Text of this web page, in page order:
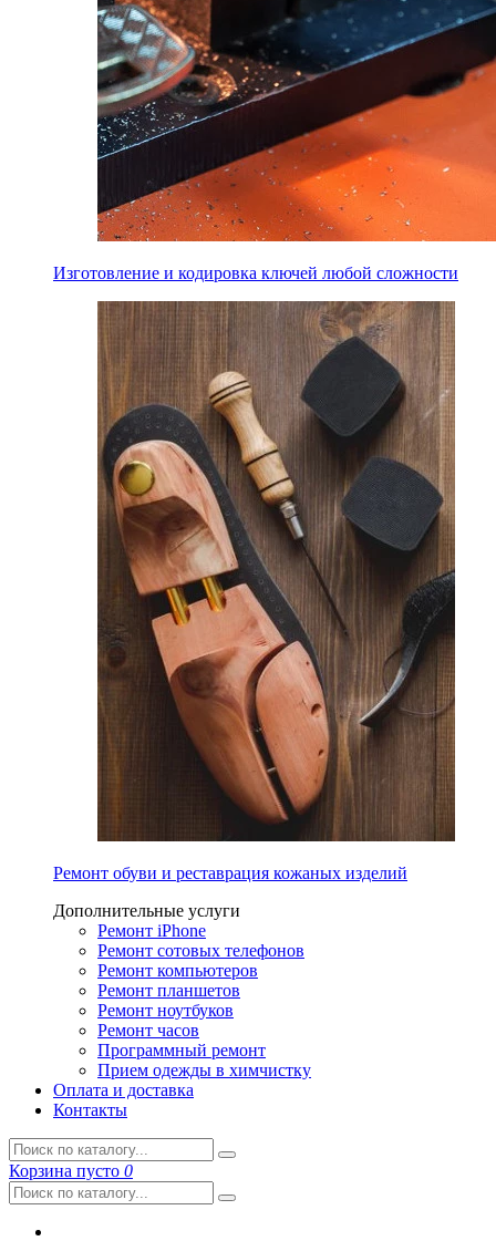
Изготовление и кодировка ключей любой сложности
Ремонт обуви и реставрация кожаных изделий
Дополнительные услуги
Ремонт iPhone
Ремонт сотовых телефонов
Ремонт компьютеров
Ремонт планшетов
Ремонт ноутбуков
Ремонт часов
Программный ремонт
Прием одежды в химчистку
Оплата и доставка
Контакты
Корзина пусто 0